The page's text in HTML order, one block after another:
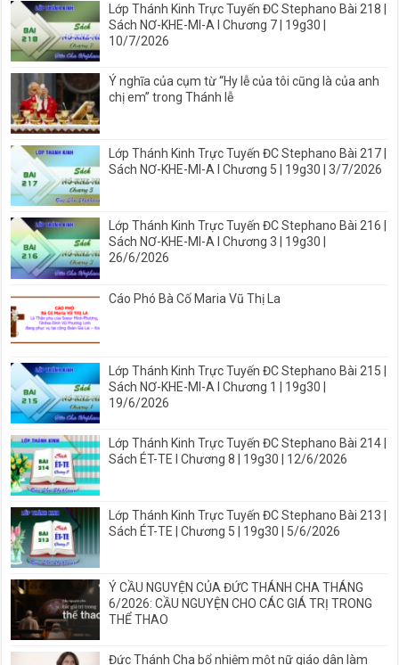
Lớp Thánh Kinh Trực Tuyến ĐC Stephano Bài 218 |
Sách NƠ-KHE-MI-A I Chương 7 | 19g30 |
10/7/2026
Ý nghĩa của cụm từ “Hy lễ của tôi cũng là của anh
chị em” trong Thánh lễ
Lớp Thánh Kinh Trực Tuyến ĐC Stephano Bài 217 |
Sách NƠ-KHE-MI-A I Chương 5 | 19g30 | 3/7/2026
Lớp Thánh Kinh Trực Tuyến ĐC Stephano Bài 216 |
Sách NƠ-KHE-MI-A I Chương 3 | 19g30 |
26/6/2026
Cáo Phó Bà Cố Maria Vũ Thị La
Lớp Thánh Kinh Trực Tuyến ĐC Stephano Bài 215 |
Sách NƠ-KHE-MI-A I Chương 1 | 19g30 |
19/6/2026
Lớp Thánh Kinh Trực Tuyến ĐC Stephano Bài 214 |
Sách ÉT-TE I Chương 8 | 19g30 | 12/6/2026
Lớp Thánh Kinh Trực Tuyến ĐC Stephano Bài 213 |
Sách ÉT-TE | Chương 5 | 19g30 | 5/6/2026
Ý CẦU NGUYỆN CỦA ĐỨC THÁNH CHA THÁNG
6/2026: CẦU NGUYỆN CHO CÁC GIÁ TRỊ TRONG
THỂ THAO
Đức Thánh Cha bổ nhiệm một nữ giáo dân làm